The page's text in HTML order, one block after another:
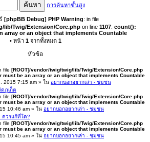
ค้นหา การค้นหาขั้นสูง
[phpBB Debug] PHP Warning: in file
lib/Twig/Extension/Core.php on line 1107: count():
array or an object that implements Countable
• หน้า 1จากทั้งหมด 1
หัวข้อ
file [ROOT]/vendor/twig/twig/lib/Twig/Extension/Core.php
must be an array or an object that implements Countable
2015 7:15 am » ใน อยากบอกอยากเล่า - ชุมชน
ภูเก็ต
file [ROOT]/vendor/twig/twig/lib/Twig/Extension/Core.php
must be an array or an object that implements Countable
10:46 am » ใน อยากบอกอยากเล่า - ชุมชน
ควรแก้ที่ใด?
file [ROOT]/vendor/twig/twig/lib/Twig/Extension/Core.php
must be an array or an object that implements Countable
10:45 am » ใน อยากบอกอยากเล่า - ชุมชน